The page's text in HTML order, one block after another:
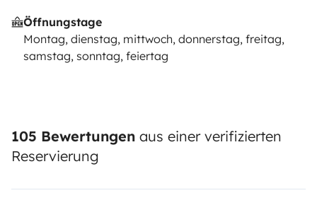
Öffnungstage
Montag, dienstag, mittwoch, donnerstag, freitag,
samstag, sonntag, feiertag
105 Bewertungen aus einer verifizierten
Reservierung